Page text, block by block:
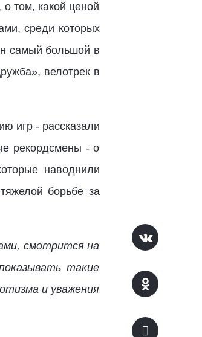
том, какой ценой
среди которых
самый большой в
велотрек в
игр - рассказали
рекордсмены - о
наводнили
борьбе за
смотрится на
такие
и уважения